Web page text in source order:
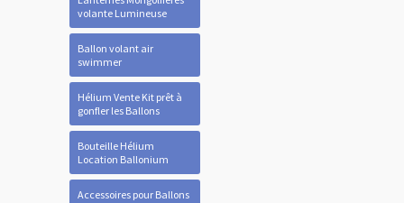
volante Lumineuse
Ballon volant air
swimmer
Hélium Vente Kit prêt à
gonfler les Ballons
Bouteille Hélium
Location Ballonium
Accessoires pour Ballons